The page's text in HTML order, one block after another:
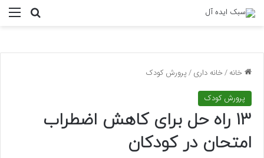
خانه/خانه داری/پرورش کودک
پرورش کودک
13 راه حل برای کاهش اضطراب
امتحان در کودکان